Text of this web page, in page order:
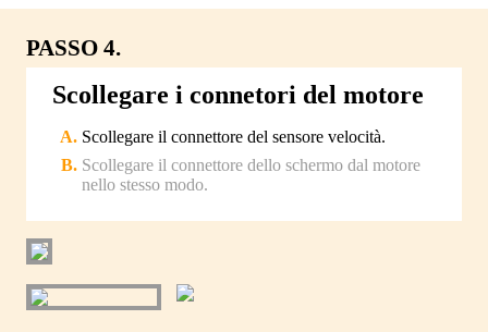
PASSO 4.
Scollegare i connetori del motore
Scollegare il connettore del sensore velocità.
Scollegare il connettore dello schermo dal motore
nello stesso modo.